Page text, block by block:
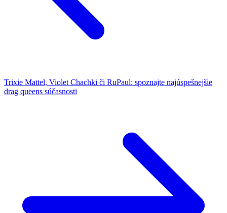
Trixie Mattel, Violet Chachki či RuPaul: spoznajte najúspešnejšie
drag queens súčasnosti